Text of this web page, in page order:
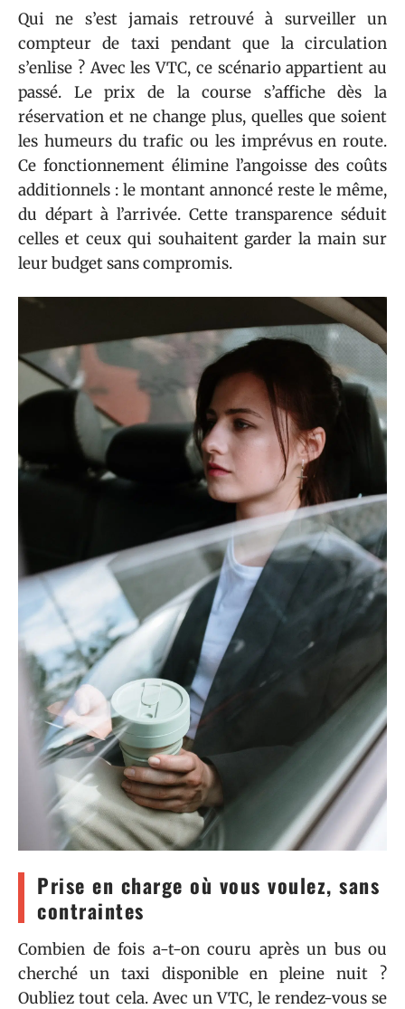
Qui ne s’est jamais retrouvé à surveiller un
compteur de taxi pendant que la circulation
s’enlise ? Avec les VTC, ce scénario appartient au
passé. Le prix de la course s’affiche dès la
réservation et ne change plus, quelles que soient
les humeurs du trafic ou les imprévus en route.
Ce fonctionnement élimine l’angoisse des coûts
additionnels : le montant annoncé reste le même,
du départ à l’arrivée. Cette transparence séduit
celles et ceux qui souhaitent garder la main sur
leur budget sans compromis.
Prise en charge où vous voulez, sans
contraintes
Combien de fois a-t-on couru après un bus ou
cherché un taxi disponible en pleine nuit ?
Oubliez tout cela. Avec un VTC, le rendez-vous se